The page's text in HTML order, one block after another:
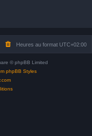
Heures au format UTC+02:00
© phpBB Limited
phpBB Styles